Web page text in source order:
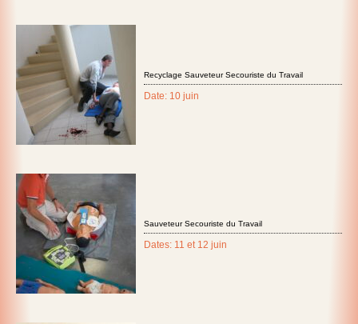
Recyclage Sauveteur Secouriste du Travail
Date: 10 juin
Sauveteur Secouriste du Travail
Dates: 11 et 12 juin